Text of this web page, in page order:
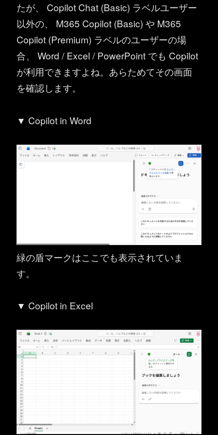
たが、 Copilot Chat (Basic) ラベルユーザー
以外の、 M365 Copilot (Basic) や M365
Copilot (Premium) ラベルのユーザーの場
合、 Word / Excel / PowerPoint でも Copilot
が利用できますよね。あらためてその画面
を確認します。
▼ Copilot in Word
緑の盾マークはここでも表示されていま
す。
▼ Copilot in Excel